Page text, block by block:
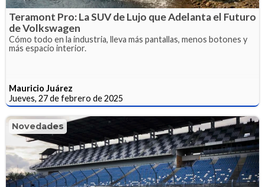
Teramont Pro: La SUV de Lujo que Adelanta el Futuro
de Volkswagen
Cómo todo en la industria, lleva más pantallas, menos botones y
más espacio interior.
Mauricio Juárez
Jueves, 27 de febrero de 2025
Novedades